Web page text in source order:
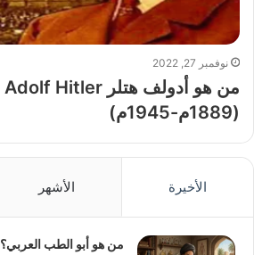
نوفمبر 27, 2022
(1889م-1945م)
الأخيرة الأشهر
من هو أبو الطب العربي؟